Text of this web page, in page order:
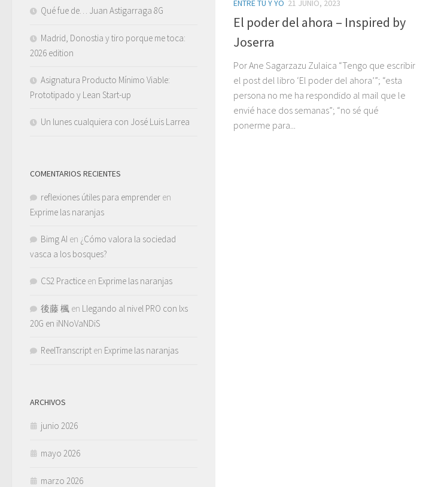
ENTRE TÚ Y YO 21 JUNIO, 2023
El poder del ahora – Inspired by
Joserra
Por Ane Sagarzazu Zulaica “Tengo que escribir
el post del libro ‘El poder del ahora’”; “esta
persona no me ha respondido al mail que le
envié hace dos semanas”; “no sé qué
ponerme para...
Qué fue de… Juan Astigarraga 8G
Madrid, Donostia y tiro porque me toca:
2026 edition
Asignatura Producto Mínimo Viable:
Prototipado y Lean Start-up
Un lunes cualquiera con José Luis Larrea
COMENTARIOS RECIENTES
reflexiones útiles para emprender en
Exprime las naranjas
Bimg AI en ¿Cómo valora la sociedad
vasca a los bosques?
CS2 Practice en Exprime las naranjas
後藤 楓 en Llegando al nivel PRO con lxs
20G en iNNoVaNDiS
ReelTranscript en Exprime las naranjas
ARCHIVOS
junio 2026
mayo 2026
marzo 2026